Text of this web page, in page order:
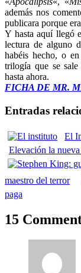
además nos
publicara porque
Y hasta aquí llegó
lectura de alguno
habéis hecho, o
trilogía que se
hasta ahora.
FICHA DE MR.
Entradas
El
Elevación la
maestro del terror
paga
15